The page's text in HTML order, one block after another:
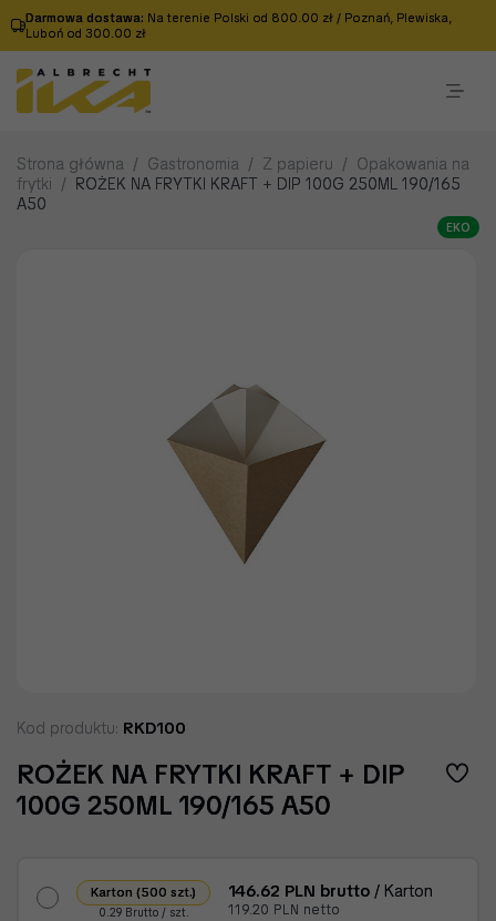
Darmowa dostawa: Na terenie Polski od 800.00 zł / Poznań, Plewiska,
Luboń od 300.00 zł
Strona główna / Gastronomia / Z papieru / Opakowania na
frytki / ROŻEK NA FRYTKI KRAFT + DIP 100G 250ML 190/165
A50
EKO
Kod produktu: RKD100
ROŻEK NA FRYTKI KRAFT + DIP
100G 250ML 190/165 A50
Karton (500 szt.)
0.29 Brutto / szt.
146.62 PLN brutto / Karton
119.20 PLN netto